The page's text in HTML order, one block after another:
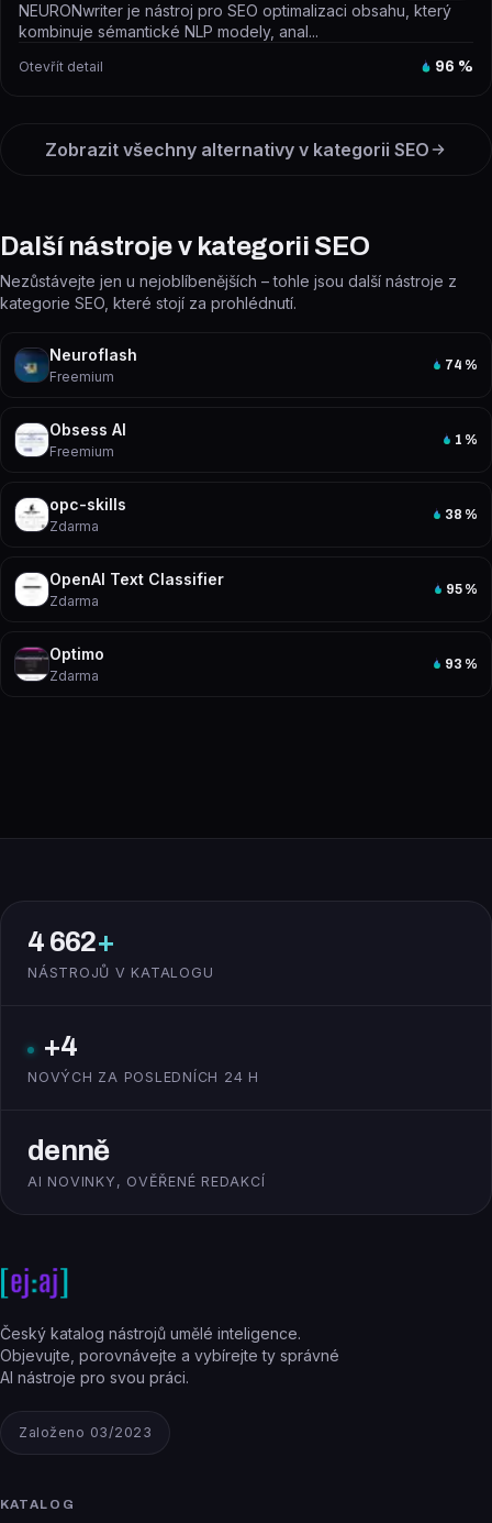
NEURONwriter je nástroj pro SEO optimalizaci obsahu, který
kombinuje sémantické NLP modely, anal...
Otevřít detail 96 %
Zobrazit všechny alternativy v kategorii SEO
Další nástroje v kategorii SEO
Nezůstávejte jen u nejoblíbenějších – tohle jsou další nástroje z
kategorie SEO, které stojí za prohlédnutí.
Neuroflash
Freemium
74 %
Obsess AI
Freemium
1 %
opc-skills
Zdarma
38 %
OpenAI Text Classifier
Zdarma
95 %
Optimo
Zdarma
93 %
4 662+
NÁSTROJŮ V KATALOGU
+4
NOVÝCH ZA POSLEDNÍCH 24 H
denně
AI NOVINKY, OVĚŘENÉ REDAKCÍ
Český katalog nástrojů umělé inteligence.
Objevujte, porovnávejte a vybírejte ty správné
AI nástroje pro svou práci.
Založeno 03/2023
KATALOG